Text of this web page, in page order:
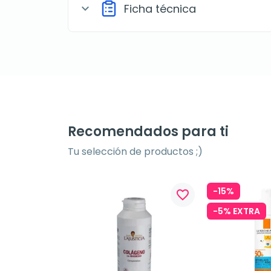
expand_more Ficha técnica
Recomendados para ti
Tu selección de productos ;)
favorite_border
-15%
-5% EXTRA